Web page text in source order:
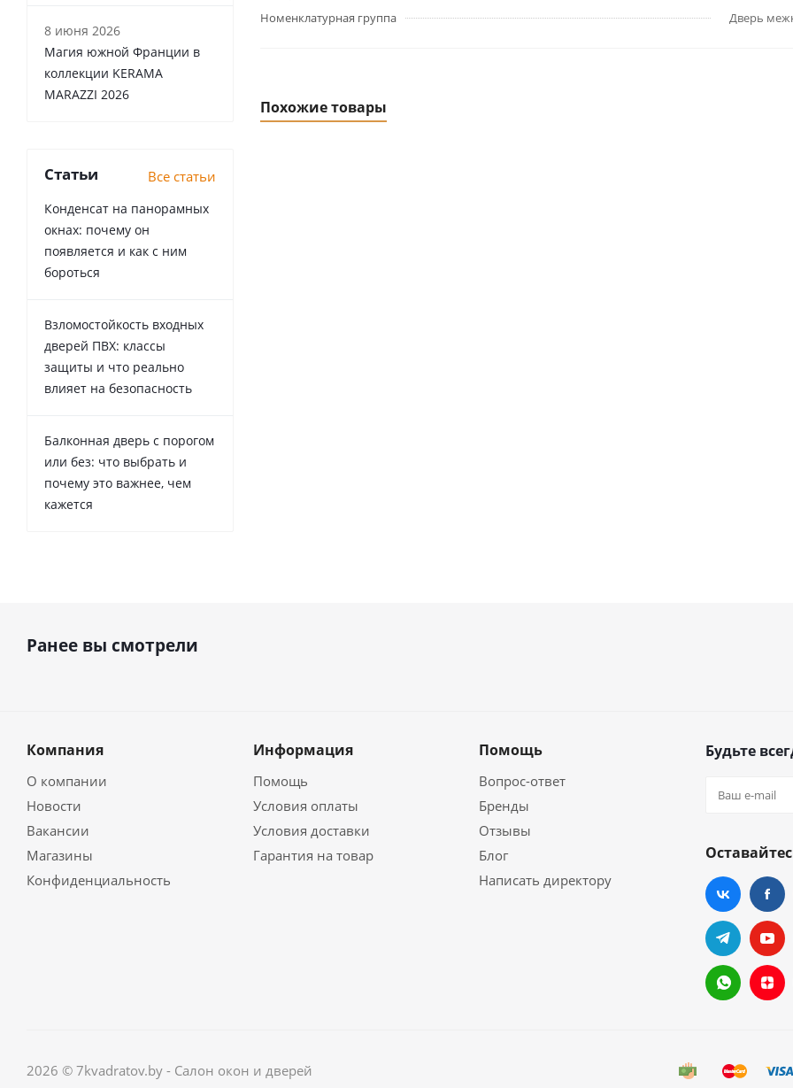
Номенклатурная группа
Дверь
Похожие товары
8 июня 2026
Магия южной Франции в
коллекции KERAMA
MARAZZI 2026
Статьи Все статьи
Конденсат на панорамных
окнах: почему он
появляется и как с ним
бороться
Взломостойкость входных
дверей ПВХ: классы
защиты и что реально
влияет на безопасность
Балконная дверь с порогом
или без: что выбрать и
почему это важнее, чем
кажется
Ранее вы смотрели
Компания
О компании
Новости
Вакансии
Магазины
Конфиденциальность
Информация
Помощь
Условия оплаты
Условия доставки
Гарантия на товар
Помощь
Вопрос-ответ
Бренды
Отзывы
Блог
Написать директору
Будьте
2026 © 7kvadratov.by - Салон окон и дверей